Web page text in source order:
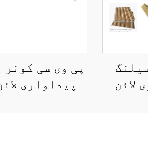
سیلنگ
لائن
پی وی سی کونر
پیداواری